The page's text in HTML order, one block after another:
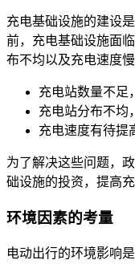
充电基础设施的建设
前，充电基础设施面
布不均以及充电速度慢
充电站数量不足
充电站分布不均
充电速度有待提
为了解决这些问题，
础设施的投资，提高
环境因素的考量
电动出行的环境影响